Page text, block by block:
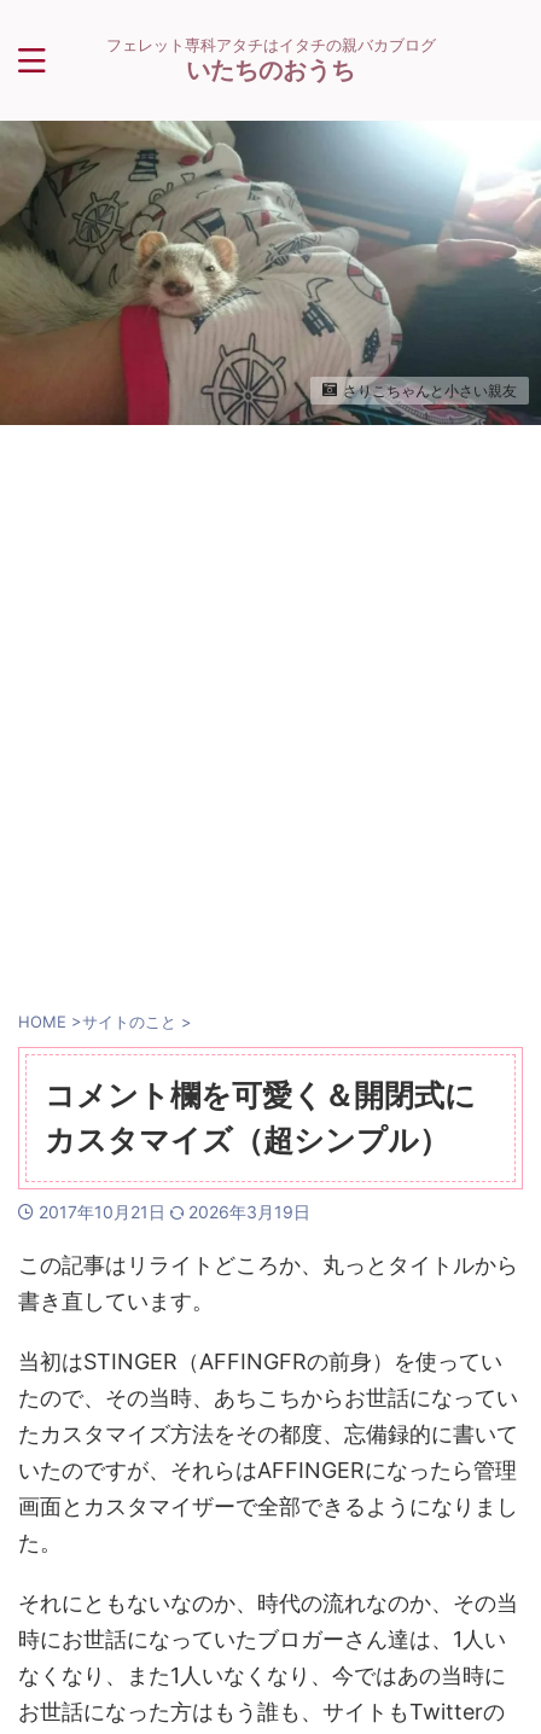
フェレット専科アタチはイタチの親バカブログ
いたちのおうち
さりこちゃんと小さい親友
HOME >サイトのこと >
コメント欄を可愛く＆開閉式に
カスタマイズ（超シンプル）
2017年10月21日 2026年3月19日
この記事はリライトどころか、丸っとタイトルから
書き直しています。
当初はSTINGER（AFFINGFRの前身）を使ってい
たので、その当時、あちこちからお世話になってい
たカスタマイズ方法をその都度、忘備録的に書いて
いたのですが、それらはAFFINGERになったら管理
画面とカスタマイザーで全部できるようになりまし
た。
それにともないなのか、時代の流れなのか、その当
時にお世話になっていたブロガーさん達は、1人い
なくなり、また1人いなくなり、今ではあの当時に
お世話になった方はもう誰も、サイトもTwitterの